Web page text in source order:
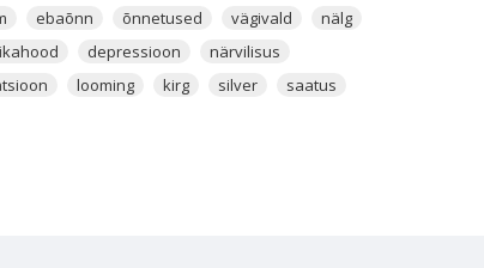
praeguses elus.
väga hästi
saaks olla
ebaõnn õnnetused vägivald
nälg
depressioon
närvilisus
looming kirg silver
saatus